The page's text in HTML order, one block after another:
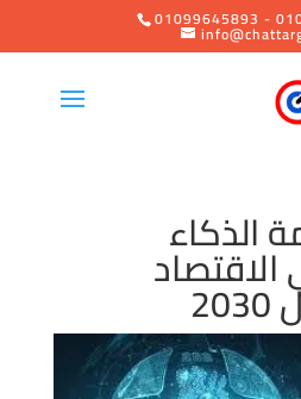
01099645893 -
الذكاء